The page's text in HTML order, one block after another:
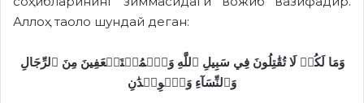
Аллоҳ таоло шундай деган:
وَمَا لَكُمۡ لَا تُقَٰتِلُونَ فِي سَبِيلِ ٱللَّهِ وَٱلۡمُسۡتَضۡعَفِينَ مِنَ ٱلرِّجَالِ
وَٱلنِّسَآءِ وَٱلۡوِلۡدَٰنِ